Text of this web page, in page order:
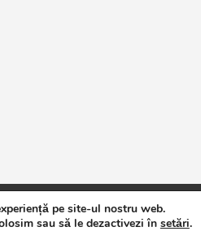
Theme Horse Proudly Powered by:
pe site-ul nostru web.
sau să le dezactivezi în setări.